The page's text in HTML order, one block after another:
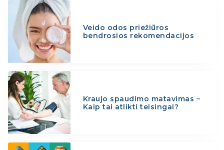
Veido odos priežiūros
bendrosios rekomendacijos
Kraujo spaudimo matavimas –
Kaip tai atlikti teisingai?